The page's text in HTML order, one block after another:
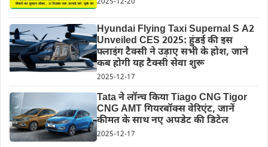
Hyundai Flying Taxi Supernal S A2
Unveiled CES 2025: हुंडई की इस
फ्लाइंग टैक्सी ने उड़ाए सभी के होश, जाने
कब होगी यह टैक्सी सेवा शुरू
2025-12-17
Tata ने लॉन्च किया Tiago CNG Tigor
CNG AMT गियरबॉक्स वेरिएंट, जानें
कीमत के साथ नए अपडेट की डिटेल
2025-12-17